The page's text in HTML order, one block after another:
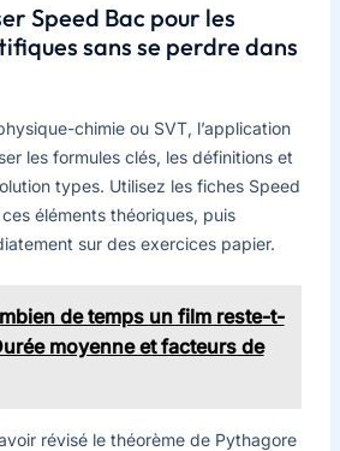
Speed Bac pour les
sans se perdre dans
chimie ou SVT, l’application
les formules clés, les définitions et
types. Utilisez les fiches Speed
éléments théoriques, puis
sur des exercices papier.
de temps un film reste-t-
moyenne et facteurs de
révisé le théorème de Pythagore